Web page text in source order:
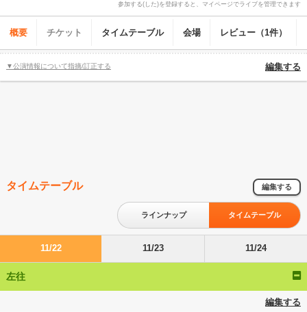
参加する(した)を登録すると、マイページでライブを管理できます
概要 チケット タイムテーブル 会場 レビュー（1件）
▼公演情報について指摘/訂正する 編集する
タイムテーブル 編集する
ラインナップ タイムテーブル
11/22 11/23 11/24
左往
編集する